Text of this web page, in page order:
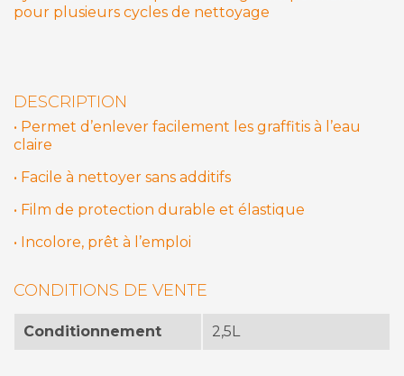
pour plusieurs cycles de nettoyage
DESCRIPTION
• Permet d’enlever facilement les graffitis à l’eau
claire
• Facile à nettoyer sans additifs
• Film de protection durable et élastique
• Incolore, prêt à l’emploi
CONDITIONS DE VENTE
Conditionnement 2,5L